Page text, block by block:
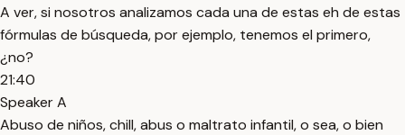
A ver, si nosotros analizamos cada una de estas eh de estas
fórmulas de búsqueda, por ejemplo, tenemos el primero,
¿no?
21:40
Speaker A
Abuso de niños, chill, abus o maltrato infantil, o sea, o bien